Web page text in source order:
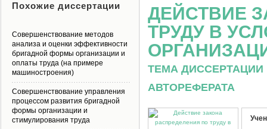
ДЕЙСТВИЕ
ТРУДУ В
ТЕМА
АВТОРЕФЕРАТА
Похожие диссертации
Совершенствование методов
анализа и оценки эффективности
бригадной формы организации и
оплаты труда (на примере
машиностроения)
Совершенствование управления
процессом развития бригадной
формы организации и
стимулирования труда